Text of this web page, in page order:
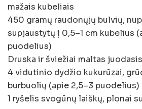
mažais kubeliais
450 gramų raudonųjų bulvių,
supjaustytų į 0,5–1 cm kubelius
puodelius)
Druska ir šviežiai maltas
4 vidutinio dydžio kukurūzai,
burbuolių (apie 2,5–3 puodelius)
1 ryšelis svogūnų laiškų, plonai